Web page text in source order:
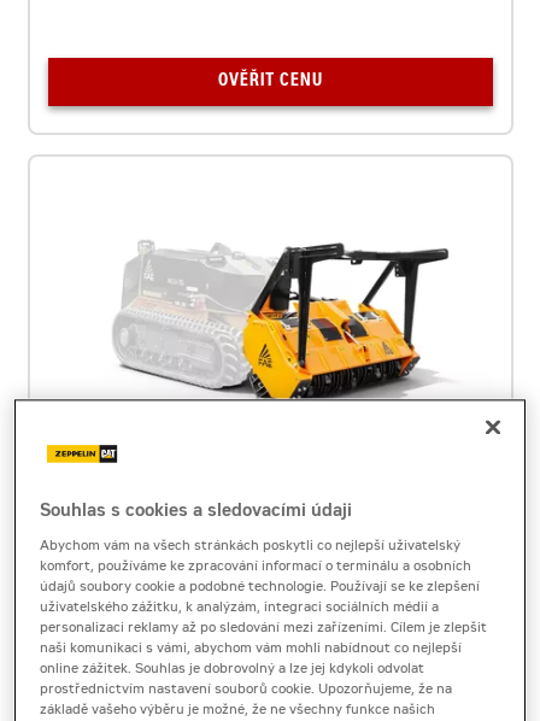
OVĚŘIT CENU
Hmotnost 785
Pro stroje:
RCU 75
Šířka záběru
1480
mm
Rozměry (d / š / v)
1219 / 1776 / 1560 mm
Požadovaný průtok oleje
105
Max. průměr řezaného kmene
Souhlas s cookies a sledovacími údaji
Abychom vám na všech stránkách poskytli co nejlepší uživatelský
komfort, používáme ke zpracování informací o terminálu a osobních
údajů soubory cookie a podobné technologie. Používají se ke zlepšení
uživatelského zážitku, k analýzám, integraci sociálních médií a
personalizaci reklamy až po sledování mezi zařízeními. Cílem je zlepšit
naši komunikaci s vámi, abychom vám mohli nabídnout co nejlepší
online zážitek. Souhlas je dobrovolný a lze jej kdykoli odvolat
prostřednictvím nastavení souborů cookie. Upozorňujeme, že na
základě vašeho výběru je možné, že ne všechny funkce našich